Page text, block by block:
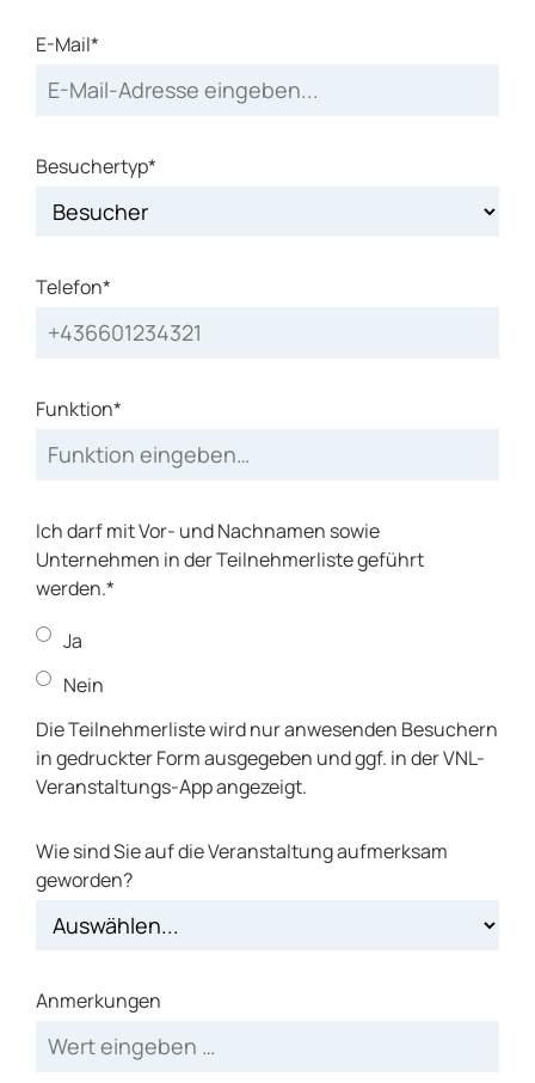
E-Mail*
Besuchertyp*
Telefon*
Funktion*
Ich darf mit Vor- und Nachnamen sowie
Unternehmen in der Teilnehmerliste geführt
werden.*
Ja
Nein
Die Teilnehmerliste wird nur anwesenden Besuchern
in gedruckter Form ausgegeben und ggf. in der VNL-
Veranstaltungs-App angezeigt.
Wie sind Sie auf die Veranstaltung aufmerksam
geworden?
Anmerkungen